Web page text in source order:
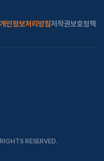
개인정보처리방침저작권보호정책
RESERVED.